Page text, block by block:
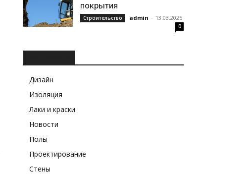
покрытия
Строительство admin - 13.03.2025
0
Дизайн
Изоляция
Лаки и краски
Новости
Полы
Проектирование
Стены